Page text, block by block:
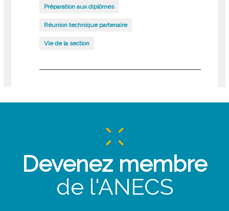
Préparation aux diplômes
Réunion technique partenaire
Vie de la section
Devenez membre
de l'ANECS